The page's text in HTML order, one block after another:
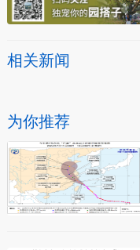
相关新闻
为你推荐